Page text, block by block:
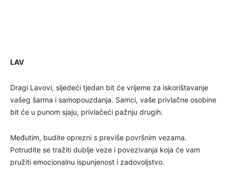
LAV
Dragi Lavovi, sljedeći tjedan bit će vrijeme za iskorištavanje
vašeg šarma i samopouzdanja. Samci, vaše privlačne osobine
bit će u punom sjaju, privlačeći pažnju drugih.
Međutim, budite oprezni s previše površnim vezama.
Potrudite se tražiti dublje veze i povezivanja koja će vam
pružiti emocionalnu ispunjenost i zadovoljstvo.